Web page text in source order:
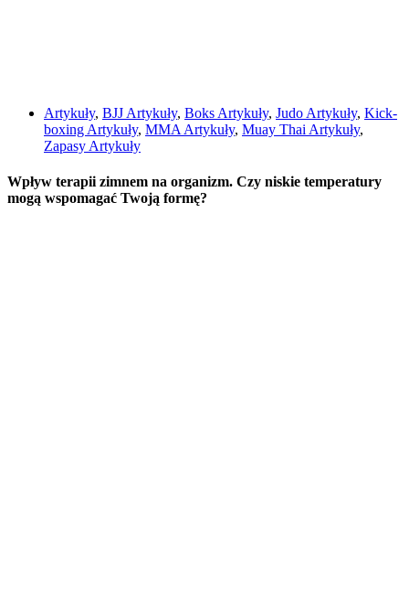
Artykuły, BJJ Artykuły, Boks Artykuły, Judo Artykuły, Kick-
boxing Artykuły, MMA Artykuły, Muay Thai Artykuły,
Zapasy Artykuły
Wpływ terapii zimnem na organizm. Czy niskie temperatury
mogą wspomagać Twoją formę?